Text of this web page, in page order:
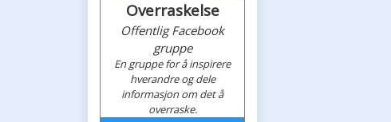
Overraskelse
Offentlig Facebook
gruppe
En gruppe for å inspirere
hverandre og dele
informasjon om det å
overraske.